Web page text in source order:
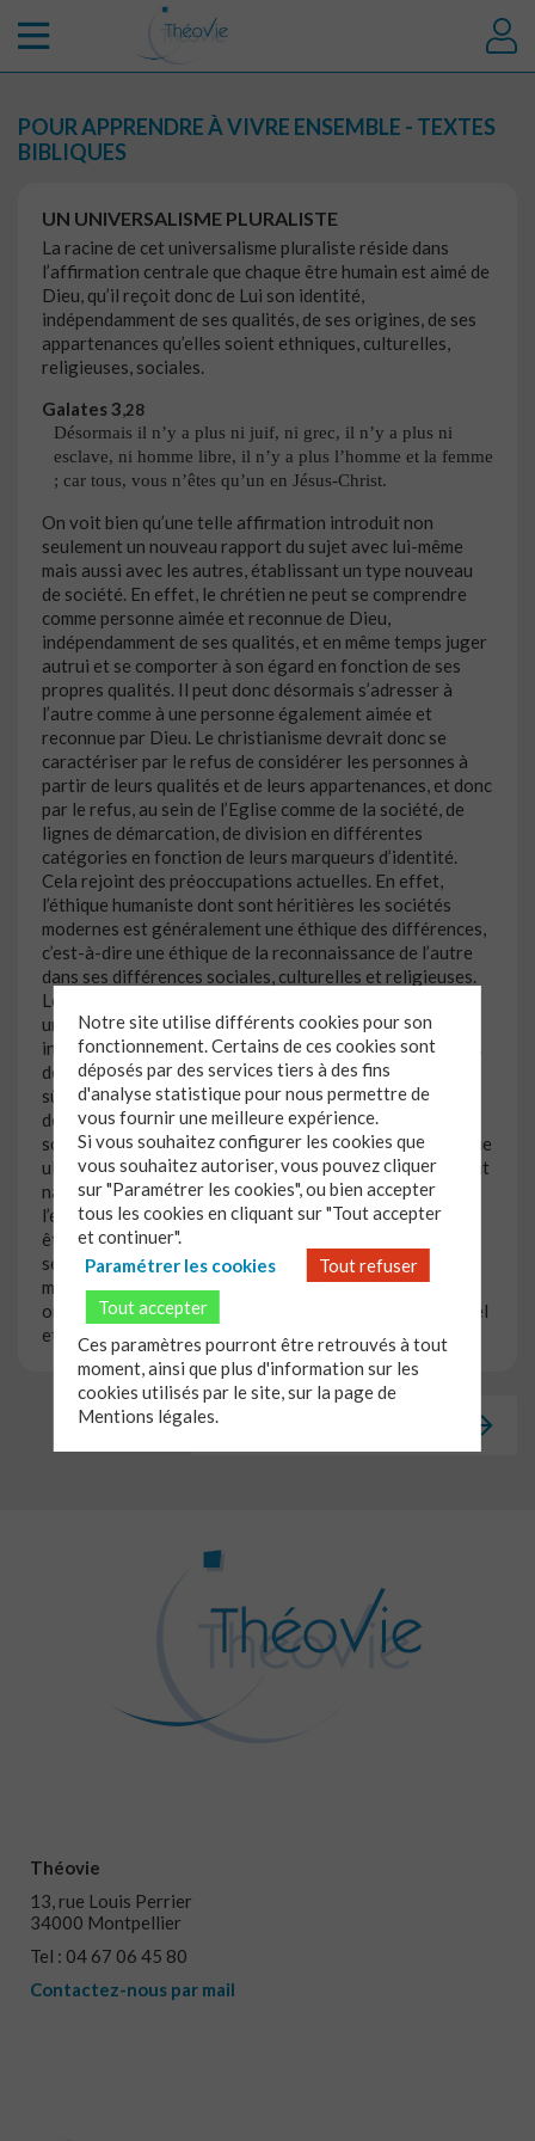
POUR APPRENDRE À VIVRE ENSEMBLE - TEXTES
BIBLIQUES
UN UNIVERSALISME PLURALISTE
La racine de cet universalisme pluraliste réside dans
l’affirmation centrale que chaque être humain est aimé de
Dieu, qu’il reçoit donc de Lui son identité,
indépendamment de ses qualités, de ses origines, de ses
appartenances qu’elles soient ethniques, culturelles,
religieuses, sociales.
Galates3,28
Désormais il n’y a plus ni juif, ni grec, il n’y a plus ni
esclave, ni homme libre, il n’y a plus l’homme et la femme
; car tous, vous n’êtes qu’un en Jésus-Christ.
On voit bien qu’une telle affirmation introduit non
seulement un nouveau rapport du sujet avec lui-même
mais aussi avec les autres, établissant un type nouveau
de société. En effet, le chrétien ne peut se comprendre
comme personne aimée et reconnue de Dieu,
indépendamment de ses qualités, et en même temps juger
autrui et se comporter à son égard en fonction de ses
propres qualités. Il peut donc désormais s’adresser à
l’autre comme à une personne également aimée et
reconnue par Dieu. Le christianisme devrait donc se
caractériser par le refus de considérer les personnes à
partir de leurs qualités et de leurs appartenances, et donc
par le refus, au sein de l’Eglise comme de la société, de
lignes de démarcation, de division en différentes
catégories en fonction de leurs marqueurs d’identité.
Cela rejoint des préoccupations actuelles. En effet,
l’éthique humaniste dont sont héritières les sociétés
modernes est généralement une éthique des différences,
c’est-à-dire une éthique de la reconnaissance de l’autre
dans ses différences sociales, culturelles et religieuses.
Le christianisme, au contraire, ne fonde pas le sujet sur
une éthique de la différence, mais plutôt sur une mise en
indifférence des différences. Il ne s’agit évidemment pas
de rejeter les différences, ni de les mépriser. Il faut bien
sûr les respecter, notamment quand elles caractérisent
des minorités menacées. Mais on doit éviter qu’elles
soient absolutisées, c’est-à-dire posées comme la marque
ultime du sujet. Car alors s’érigent des barrières, donnant
naissance à un processus de » communautarisation » de
l’espace public. Si, au contraire, on considère que chaque
être humain est reconnu comme personne, en dehors de
ses qualités et de ses appartenances et qu’il peut de la
même manière considérer et respecter les autres, alors
on a les bases d’une société à la fois ouverte à l’universel
et respectueuse des richesses particulières de chacun.
Revenir à la page précédente
Théovie
13, rue Louis Perrier
34000 Montpellier
Tel : 04 67 06 45 80
Contactez-nous par mail
Notre site utilise différents cookies pour son
fonctionnement. Certains de ces cookies sont
déposés par des services tiers à des fins
d'analyse statistique pour nous permettre de
vous fournir une meilleure expérience.
Si vous souhaitez configurer les cookies que
vous souhaitez autoriser, vous pouvez cliquer
sur "Paramétrer les cookies", ou bien accepter
tous les cookies en cliquant sur "Tout accepter
et continuer".
Paramétrer les cookies
Tout refuser
Tout accepter
Ces paramètres pourront être retrouvés à tout
moment, ainsi que plus d'information sur les
cookies utilisés par le site, sur la page de
Mentions légales.